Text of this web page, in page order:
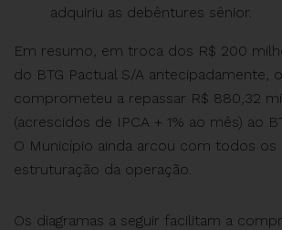
adquiriu as debêntures sênior.
Em resumo, em troca dos R$ 200
do BTG Pactual S/A antecipadamente,
comprometeu a repassar R$ 880,32
(acrescidos de IPCA + 1% ao mês) ao
O Município ainda arcou com todos os
estruturação da operação.
Os diagramas a seguir facilitam a